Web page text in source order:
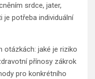
srdce, jater,
je potřeba individuální
otázkách: jaké je riziko
přínosy zákrok
pro konkrétního